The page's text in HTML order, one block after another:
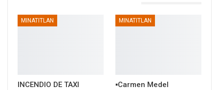
MINATITLAN
INCENDIO DE TAXI
MINATITLAN
▪️Carmen Medel